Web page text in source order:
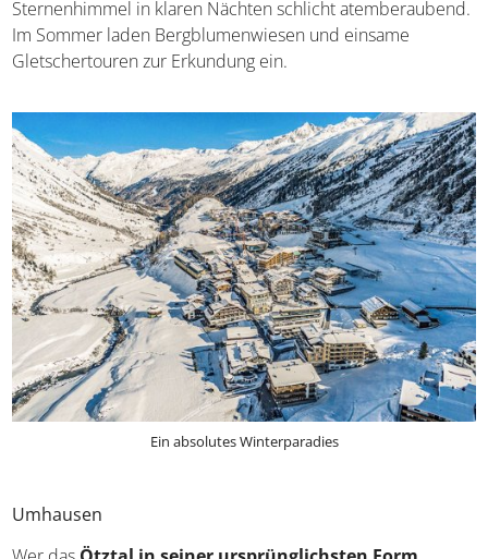
Doch der eigentliche Zauber dieses Ortes liegtin seiner
unberührten Abgeschiedenheit: Hier oben ist die
Welt noch ein gutes Stück ruhiger, die Luft reiner und der
atemberaubend. Im Sommer laden Bergblumenwiesen
und einsame Gletschertouren zur Erkundung ein.